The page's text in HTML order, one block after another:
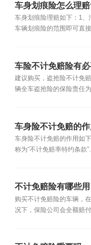
车身划痕险怎么理
车身划痕险理赔如下：1
车辆划痕险的范围即可直
车险不计免赔险有
建议购买，盗抢险不计免
辆全车盗抢险的保险责任
车身险不计免赔的
车身险不计免赔的作用如
称为“不计免赔率特约条款
不计免赔险有哪些用
购买不计免赔险的车辆，
况下，保险公司会全额赔付